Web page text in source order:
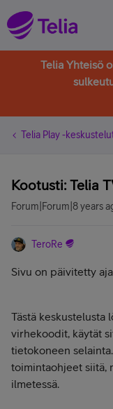
Telia Yhteisö
Telia Play -
Kootusti: Telia
Forum|Forum|8 years
TeroRe
Sivu on päivitetty
Tästä keskustelusta
virhekoodit, käytät
tietokoneen
toimintaohjeet siitä,
ilmetessä.